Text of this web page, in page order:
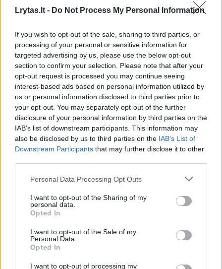
Lrytas.lt - Do Not Process My Personal Information
If you wish to opt-out of the sale, sharing to third parties, or
processing of your personal or sensitive information for
targeted advertising by us, please use the below opt-out
section to confirm your selection. Please note that after your
opt-out request is processed you may continue seeing
interest-based ads based on personal information utilized by
us or personal information disclosed to third parties prior to
your opt-out. You may separately opt-out of the further
disclosure of your personal information by third parties on the
IAB’s list of downstream participants. This information may
also be disclosed by us to third parties on the IAB’s List of
Downstream Participants that may further disclose it to other
Personal Data Processing Opt Outs
I want to opt-out of the Sharing of my
personal data.
Opted In
I want to opt-out of the Sale of my
Personal Data.
Opted In
I want to opt-out of processing my
Maistas 2014-05-27
Grupė „16Hz“ ir Kauno studentiškas choras
dainavo virš Kauno pakilusiame dangaus
restorane
Žmonės 2013-08-22